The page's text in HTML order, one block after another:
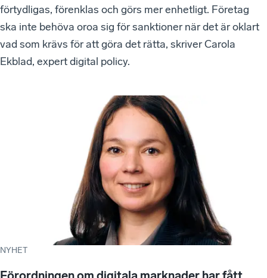
förtydligas, förenklas och görs mer enhetligt. Företag
ska inte behöva oroa sig för sanktioner när det är oklart
vad som krävs för att göra det rätta, skriver Carola
Ekblad, expert digital policy.
NYHET